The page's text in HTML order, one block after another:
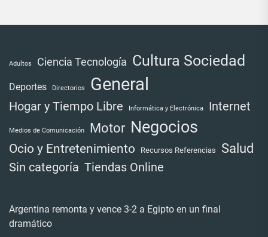
Adultos Ciencia Tecnología Cultura Sociedad
Deportes Directorios General
Hogar y Tiempo Libre Informática y Electrónica Internet
Medios de Comunicación Motor Negocios
Ocio y Entretenimiento Recursos Referencias Salud
Sin categoría Tiendas Online
Argentina remonta y vence 3-2 a Egipto en un final
dramático